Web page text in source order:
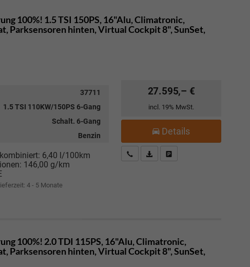
100%! 1.5 TSI 150PS, 16"Alu, Climatronic,
Parksensoren hinten, Virtual Cockpit 8", SunSet,
37711
1.5 TSI 110KW/150PS 6-Gang
Schalt. 6-Gang
Benzin
6,40 l/100km
146,00 g/km
4 - 5 Monate
27.595,– €
incl. 19% MwSt.
Details
Kostenloser Rückruf-Service
PDF-Datei, Fahrzeugexposé
100%! 2.0 TDI 115PS, 16"Alu, Climatronic,
Parksensoren hinten, Virtual Cockpit 8", SunSet,